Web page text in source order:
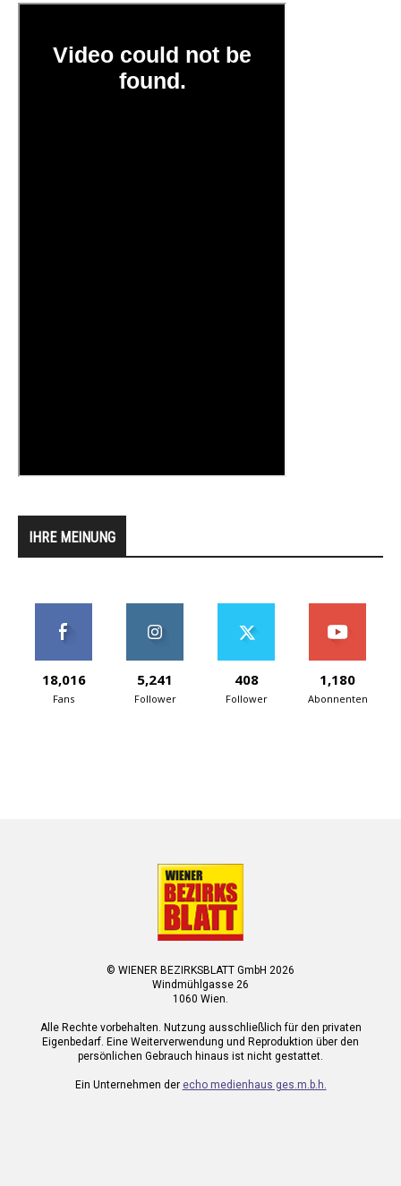
IHRE MEINUNG
18,016
Fans
5,241
Follower
408
Follower
1,180
Abonnenten
© WIENER BEZIRKSBLATT GmbH 2026
Windmühlgasse 26
1060 Wien.
Alle Rechte vorbehalten. Nutzung ausschließlich für den privaten
Eigenbedarf. Eine Weiterverwendung und Reproduktion über den
persönlichen Gebrauch hinaus ist nicht gestattet.
Ein Unternehmen der echo medienhaus ges.m.b.h.